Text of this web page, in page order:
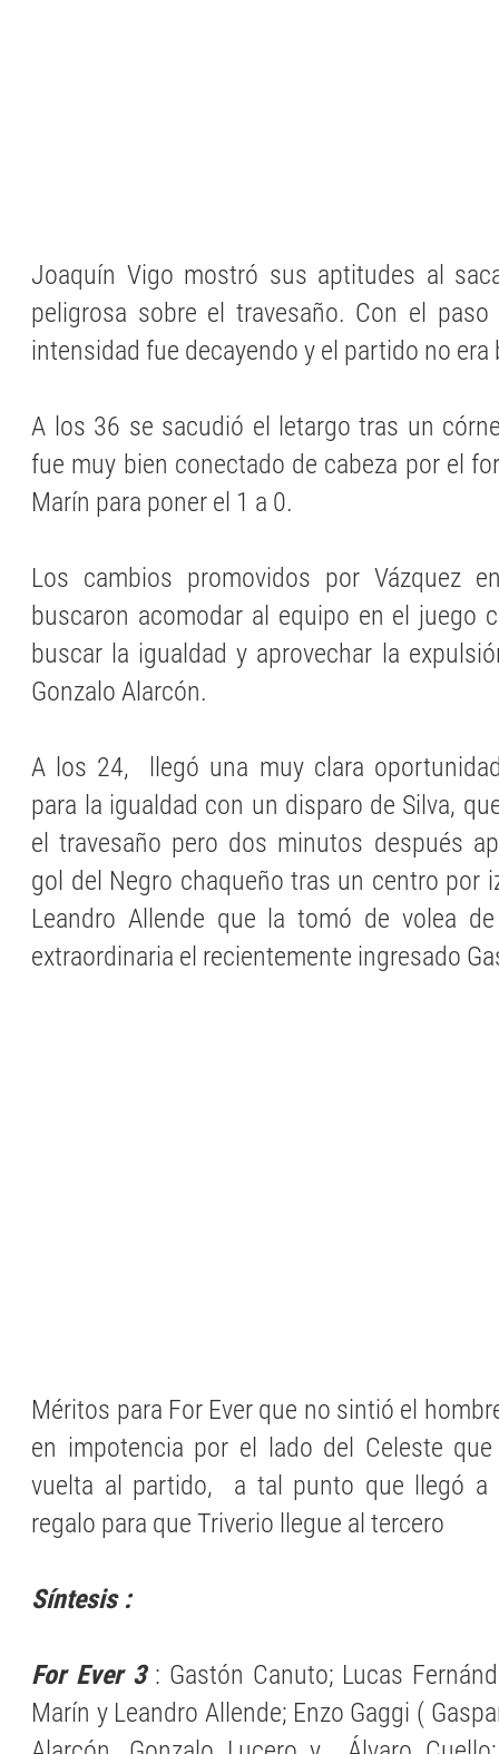
Joaquín Vigo mostró sus aptitudes al
peligrosa sobre el travesaño. Con el
intensidad fue decayendo y el partido no era
A los 36 se sacudió el letargo tras un
fue muy bien conectado de cabeza por el
Marín para poner el 1 a 0.
Los cambios promovidos por Vázquez
buscaron acomodar al equipo en el juego
buscar la igualdad y aprovechar la
Gonzalo Alarcón.
A los 24, llegó una muy clara
para la igualdad con un disparo de Silva,
el travesaño pero dos minutos después
gol del Negro chaqueño tras un centro por
Leandro Allende que la tomó de volea
extraordinaria el recientemente ingresado
Méritos para For Ever que no sintió el
en impotencia por el lado del Celeste
vuelta al partido, a tal punto que llegó a
regalo para que Triverio llegue al tercero
Síntesis :
For Ever 3 : Gastón Canuto; Lucas
Marín y Leandro Allende; Enzo Gaggi (